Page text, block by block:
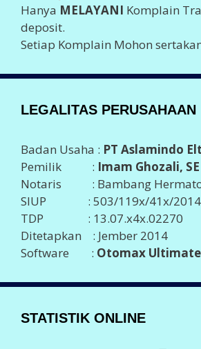
Hanya MELAYANI Komplain
deposit.
Setiap Komplain Mohon
LEGALITAS PERUSAHAAN
Badan Usaha : PT Aslamindo
Pemilik : Imam Ghozali, SE
Notaris : Bambang
SIUP : 503/119x/41x/2014
TDP : 13.07.x4x.02270
Ditetapkan : Jember 2014
Software : Otomax Ultimate
STATISTIK ONLINE